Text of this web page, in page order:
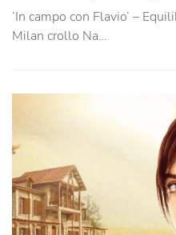
‘In campo con Flavio’ –
Milan crollo Na…